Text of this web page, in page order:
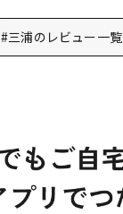
#三浦のレビュー一覧